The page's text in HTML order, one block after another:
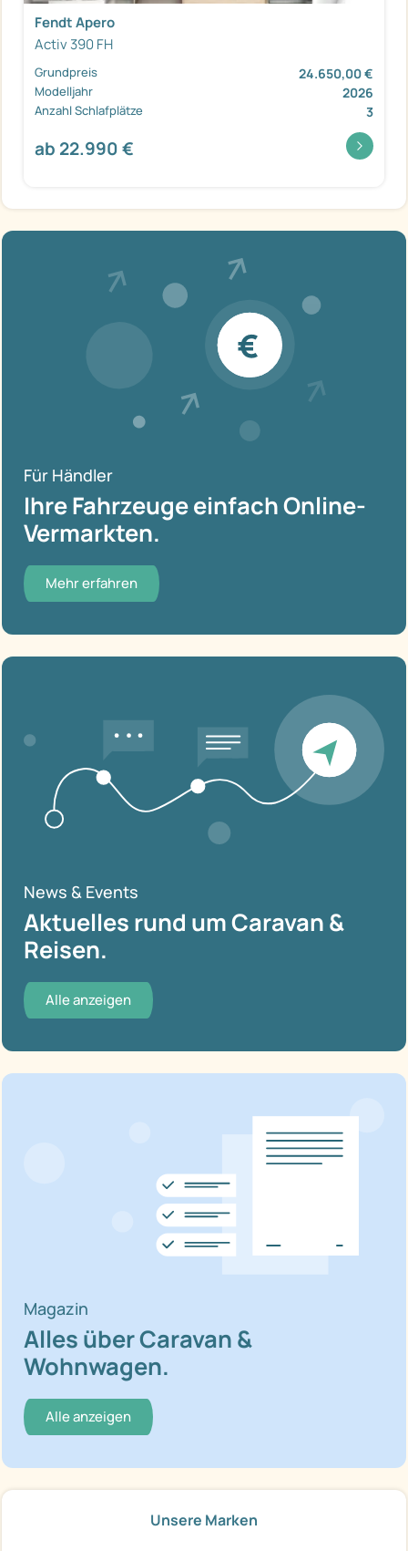
Fendt Apero
Activ 390 FH
Grundpreis 24.650,00 €
Modelljahr 2026
Anzahl Schlafplätze 3
ab 22.990 €
Für Händler
Ihre Fahrzeuge einfach Online-
Vermarkten.
Mehr erfahren
News & Events
Aktuelles rund um Caravan &
Reisen.
Alle anzeigen
Magazin
Alles über Caravan &
Wohnwagen.
Alle anzeigen
Unsere Marken